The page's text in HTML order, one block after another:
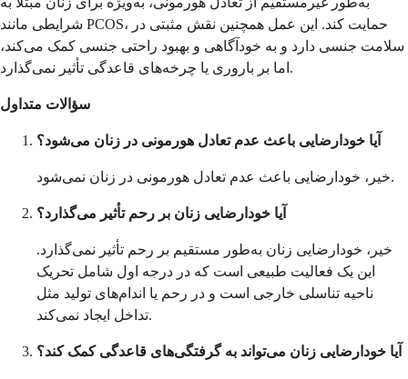
شرایطی مانند PCOS، حمایت کند. این عمل همچنین نقش مثبتی در
سلامت جنسی دارد و به خودآگاهی و بهبود راحتی جنسی کمک می‌کند،
اما بر باروری یا چرخه‌های قاعدگی تأثیر نمی‌گذارد.
سؤالات متداول
آیا خودارضایی باعث عدم تعادل هورمونی در زنان می‌شود؟
خیر، خودارضایی باعث عدم تعادل هورمونی در زنان نمی‌شود.
آیا خودارضایی زنان بر رحم تأثیر می‌گذارد؟
خیر، خودارضایی زنان به‌طور مستقیم بر رحم تأثیر نمی‌گذارد.
این یک فعالیت طبیعی است که در درجه اول شامل تحریک
ناحیه تناسلی خارجی است و در رحم یا اندام‌های تولید مثل
تداخل ایجاد نمی‌کند.
آیا خودارضایی زنان می‌تواند به گرفتگی‌های قاعدگی کمک کند؟